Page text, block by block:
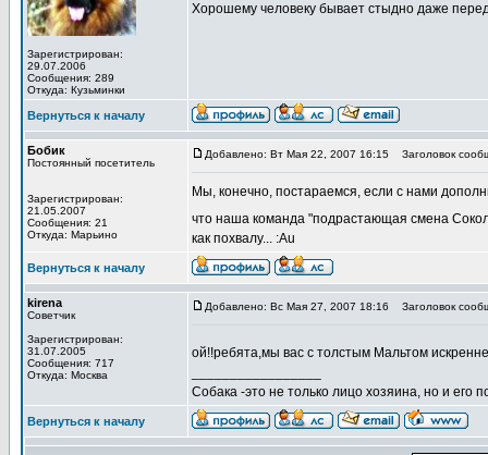
Зарегистрирован:
29.07.2006
Сообщения: 289
Откуда: Кузьминки
Хорошему человеку бывает стыдно даже
Вернуться к началу
Бобик
Постоянный посетитель
Зарегистрирован:
21.05.2007
Сообщения: 21
Откуда: Марьино
Добавлено: Вт Мая 22, 2007 16:15 Заголовок
Мы, конечно, постараемся, если с нами
что наша команда "подрастающая смена
как похвалу... :Au
Вернуться к началу
kirena
Советчик
Зарегистрирован:
31.07.2005
Сообщения: 717
Откуда: Москва
Добавлено: Вс Мая 27, 2007 18:16 Заголовок
ой!!ребята,мы вас с толстым Мальтом
Собака -это не только лицо хозяина, но и его
Вернуться к началу